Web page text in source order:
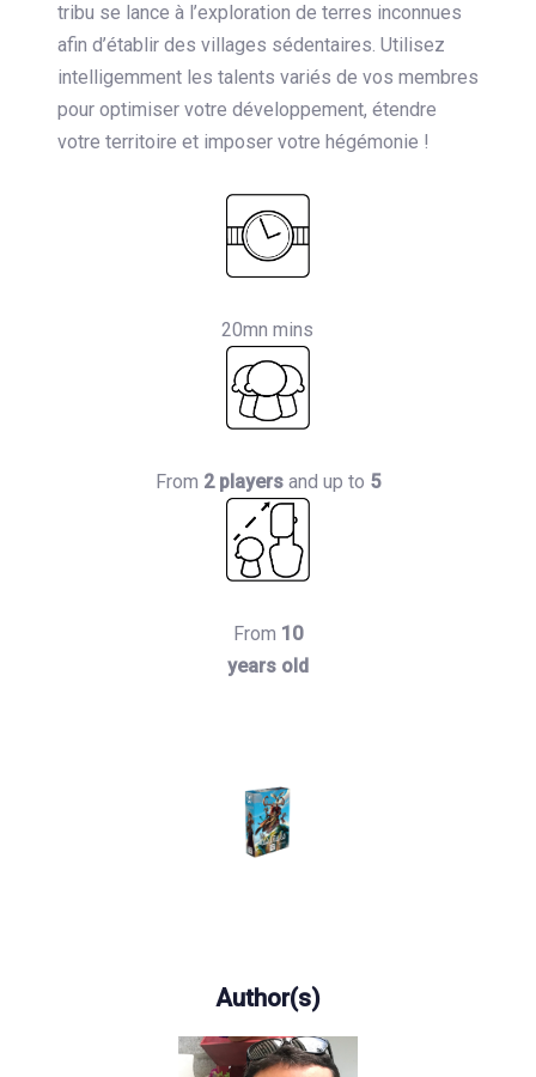
tribu se lance à l’exploration de terres inconnues
afin d’établir des villages sédentaires. Utilisez
intelligemment les talents variés de vos membres
pour optimiser votre développement, étendre
votre territoire et imposer votre hégémonie !
20mn mins
From 2 players and up to 5
From 10
years old
Author(s)